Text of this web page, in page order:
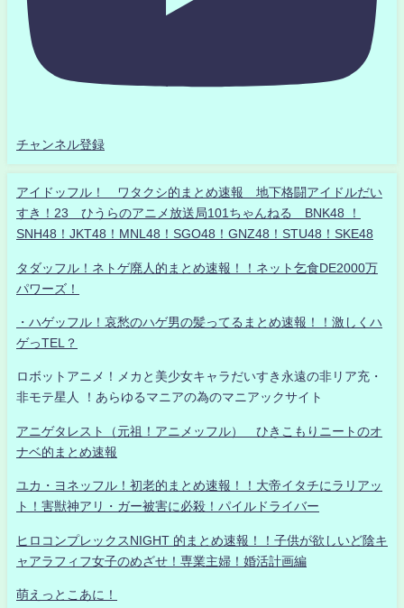
チャンネル登録
アイドッフル！ ワタクシ的まとめ速報 地下格闘アイドルだい
すき！23 ひうらのアニメ放送局101ちゃんねる BNK48 ！
SNH48！JKT48！MNL48！SGO48！GNZ48！STU48！SKE48
タダッフル！ネトゲ廃人的まとめ速報！！ネット乞食DE2000万
パワーズ！
・ハゲッフル！哀愁のハゲ男の髪ってるまとめ速報！！激しくハ
ゲっTEL？
ロボットアニメ！メカと美少女キャラだいすき永遠の非リア充・
非モテ星人 ！あらゆるマニアの為のマニアックサイト
アニゲタレスト（元祖！アニメッフル） ひきこもりニートのオ
ナベ的まとめ速報
ユカ・ヨネッフル！初老的まとめ速報！！大帝イタチにラリアッ
ト！害獣神アリ・ガー被害に必殺！パイルドライバー
ヒロコンプレックスNIGHT 的まとめ速報！！子供が欲しいど陰キ
ャアラフィフ女子のめざせ！専業主婦！婚活計画編
萌えっとこあに！